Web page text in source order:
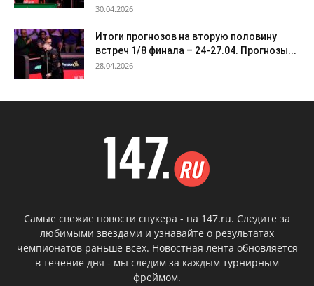
30.04.2026
Итоги прогнозов на вторую половину
встреч 1/8 финала – 24-27.04. Прогнозы...
28.04.2026
Самые свежие новости снукера - на 147.ru. Следите за
любимыми звездами и узнавайте о результатах
чемпионатов раньше всех. Новостная лента обновляется
в течение дня - мы следим за каждым турнирным
фреймом.